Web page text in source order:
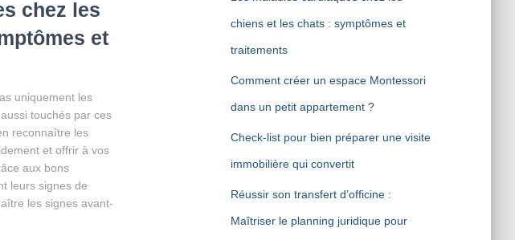
chez les
et
uniquement les
touchés par ces
reconnaître les
et offrir à vos
aux bons
leurs signes de
les signes avant-
chiens et les chats : symptômes et
traitements
Comment créer un espace Montessori
dans un petit appartement ?
Check-list pour bien préparer une visite
immobilière qui convertit
Réussir son transfert d’officine :
Maîtriser le planning juridique pour